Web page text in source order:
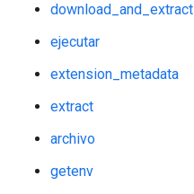
download_and_extract
ejecutar
extension_metadata
extract
archivo
getenv